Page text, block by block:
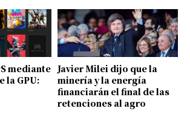
mediante
la GPU:
Javier Milei dijo que la
minería y la energía
financiarán el final de las
retenciones al agro